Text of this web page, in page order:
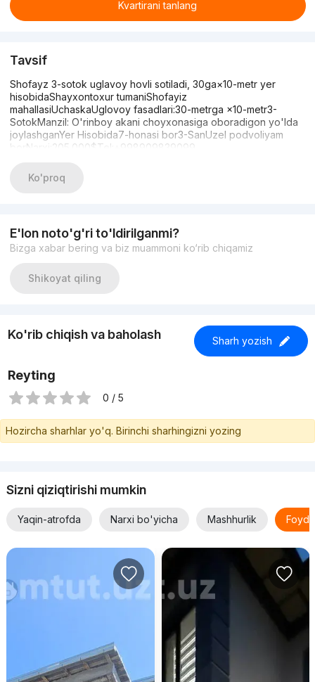
Kvartirani tanlang
Tavsif
Shofayz 3-sotok uglavoy hovli sotiladi, 30ga×10-metr yer
hisobidaShayxontoxur tumaniShofayiz
mahallasiUchaskaUglovoy fasadlari:30-metrga ×10-metr3-
SotokManzil: O'rinboy akani choyxonasiga oboradigon yo'lda
joylashganYer Hisobida7-honasi bor3-SanUzel podvoliyam
borNarxi:205.000$Tel:+998909839099
Ko'proq
E'lon noto'g'ri to'ldirilganmi?
Bizga xabar bering va biz muammoni ko‘rib chiqamiz
Shikoyat qiling
Ko'rib chiqish va baholash Sharh yozish
Reyting
0 / 5
Hozircha sharhlar yo'q. Birinchi sharhingizni yozing
Sizni qiziqtirishi mumkin
Yaqin-atrofda Narxi bo'yicha Mashhurlik